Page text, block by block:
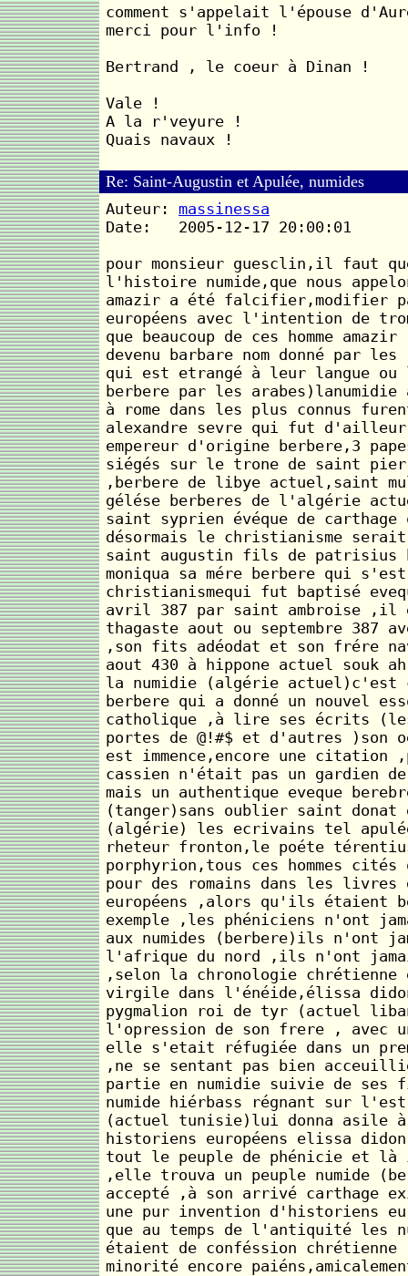
comment s'appelait l'épouse
merci pour l'info !
Bertrand , le coeur à Dinan !
Vale !
A la r'veyure !
Quais navaux !
Re: Saint-Augustin et Apulée, numides
Auteur: massinessa
Date: 2005-12-17 20:00:01
pour monsieur guesclin,il faut
l'histoire numide,que nous
amazir a été falcifier,modifier
européens avec l'intention de
que beaucoup de ces homme
devenu barbare nom donné par
qui est etrangé à leur langue ou
berbere par les arabes)lanumidie
à rome dans les plus connus
alexandre sevre qui fut
empereur d'origine berbere,3
siégés sur le trone de saint
,berbere de libye actuel,saint
gélése berberes de l'algérie
saint syprien évéque de carthage
désormais le christianisme
saint augustin fils de patrisius
moniqua sa mére berbere qui
christianismequi fut baptisé
avril 387 par saint ambroise ,il
thagaste aout ou septembre 387
,son fits adéodat et son frére
aout 430 à hippone actuel souk
la numidie (algérie actuel)c'est
berbere qui a donné un nouvel
catholique ,à lire ses écrits
portes de @!#$ et d'autres )son
est immence,encore une citation
cassien n'était pas un gardien
mais un authentique eveque
(tanger)sans oublier saint donat
(algérie) les ecrivains tel
rheteur fronton,le poéte
porphyrion,tous ces hommes
pour des romains dans les
européens ,alors qu'ils étaient
exemple ,les phéniciens n'ont
aux numides (berbere)ils n'ont
l'afrique du nord ,ils n'ont
,selon la chronologie
virgile dans l'énéide,élissa
pygmalion roi de tyr (actuel
l'opression de son frere , avec
elle s'etait réfugiée dans un
,ne se sentant pas bien
partie en numidie suivie de
numide hiérbass régnant sur
(actuel tunisie)lui donna asile à
historiens européens elissa
tout le peuple de phénicie et là
,elle trouva un peuple numide
accepté ,à son arrivé carthage
une pur invention d'historiens
que au temps de l'antiquité les
étaient de conféssion chrétienne
minorité encore